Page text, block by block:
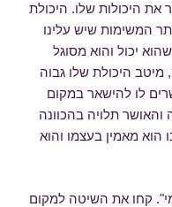
היכולות שלו. היכולת
המשימות שיש עלינו
יכול והוא מסוגל
היכולת שלו גבוה
לו להישאר במקום
והאושר תלויה בהכוונה
הוא מאמין בעצמו והוא
קחו את השיטה למקום